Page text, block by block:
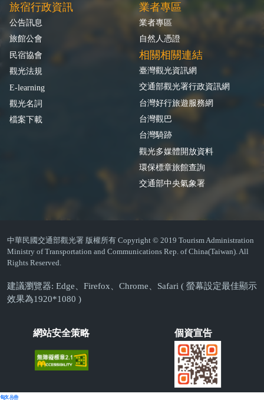
旅宿行政資訊
公告訊息
旅館公會
民宿協會
觀光法規
E-learning
觀光名詞
檔案下載
業者專區
業者專區
自然人憑證
相關相關連結
臺灣觀光資訊網
交通部觀光署行政資訊網
台灣好行旅遊服務網
台灣觀巴
台灣騎跡
觀光多媒體開放資料
環保標章旅館查詢
交通部中央氣象署
中華民國交通部觀光署 版權所有 Copyright © 2019 Tourism Administration
Ministry of Transportation and Communications Rep. of China(Taiwan). All
Rights Reserved.
建議瀏覽器: Edge、Firefox、Chrome、Safari ( 螢幕設定最佳顯示
效果為1920*1080 )
網站安全策略 個資宣告